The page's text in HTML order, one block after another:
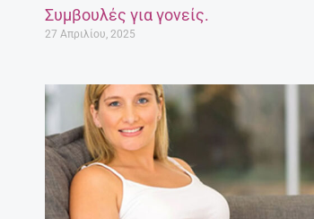
Συμβουλές για γονείς.
27 Απριλίου, 2025